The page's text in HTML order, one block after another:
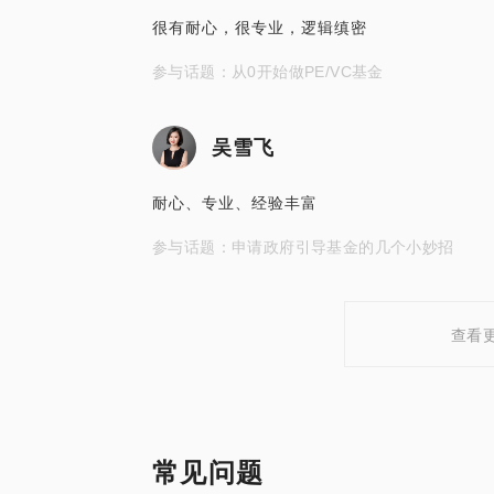
很有耐心，很专业，逻辑缜密
参与话题：从0开始做PE/VC基金
吴雪飞
耐心、专业、经验丰富
参与话题：申请政府引导基金的几个小妙招
查看
常见问题